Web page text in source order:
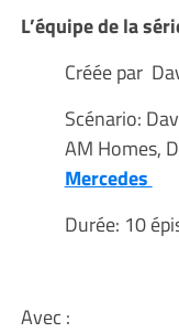
L’équipe de la
Créée par
Scénario:
AM Homes,
Mercedes
Durée: 10
Avec :